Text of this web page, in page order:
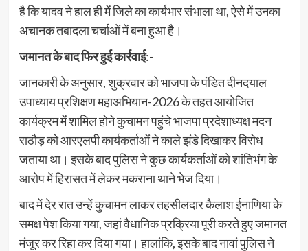
है कि यादव ने हाल ही में जिले का कार्यभार संभाला था, ऐसे में उनका
अचानक तबादला चर्चाओं में बना हुआ है।
जमानत के बाद फिर हुई कार्रवाई:-
जानकारी के अनुसार, शुक्रवार को भाजपा के पंडित दीनदयाल
उपाध्याय प्रशिक्षण महाअभियान-2026 के तहत आयोजित
कार्यक्रम में शामिल होने कुचामन पहुंचे भाजपा प्रदेशाध्यक्ष मदन
राठौड़ को आरएलपी कार्यकर्ताओं ने काले झंडे दिखाकर विरोध
जताया था। इसके बाद पुलिस ने कुछ कार्यकर्ताओं को शांतिभंग के
आरोप में हिरासत में लेकर मकराना थाने भेज दिया।
बाद में देर रात उन्हें कुचामन लाकर तहसीलदार कैलाश ईनाणिया के
समक्ष पेश किया गया, जहां वैधानिक प्रक्रिया पूरी करते हुए जमानत
मंजूर कर रिहा कर दिया गया। हालांकि, इसके बाद नावां पुलिस ने